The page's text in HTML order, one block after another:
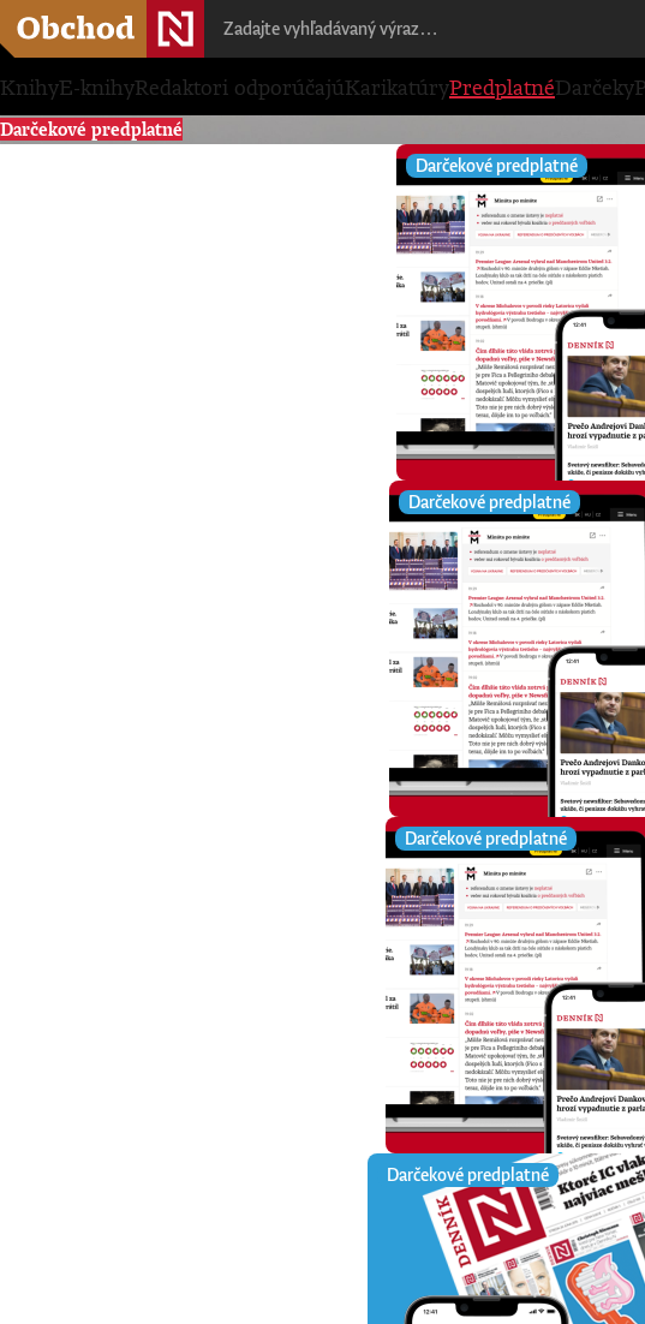
KnihyE-knihyRedaktori odporúčajúKarikatúryPredplatnéDarčeky
Darčekové predplatné
Darčekové predplatné
Darčekové predplatné
Darčekové predplatné
Darčekové predplatné